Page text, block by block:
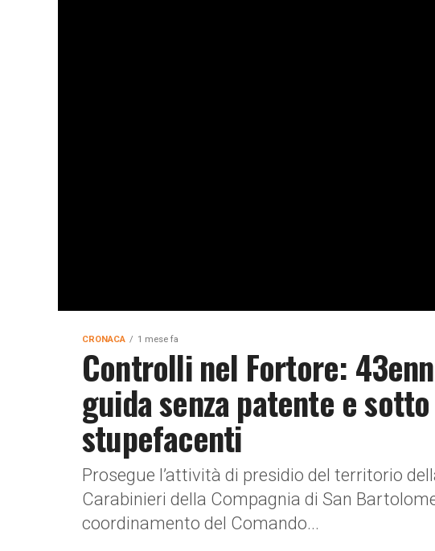
CRONACA 1 mese fa
Controlli nel Fortore:
guida senza patente e
stupefacenti
Prosegue l’attività di presidio del territorio
Carabinieri della Compagnia di San
coordinamento del Comando...